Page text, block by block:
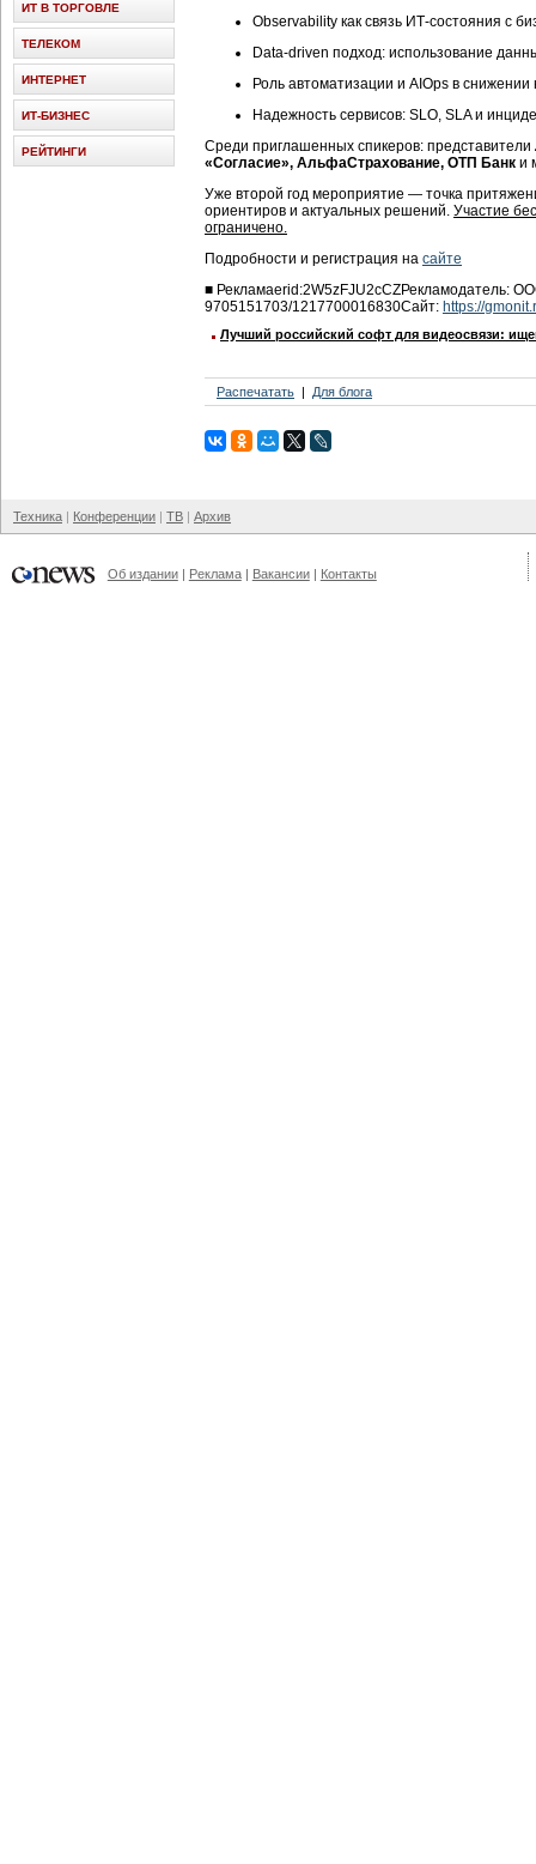
Observability как связь ИТ-состояния с
Data-driven подход: использование
Роль автоматизации и AIOps в
Надежность сервисов: SLO, SLA и
Среди приглашенных спикеров: представители
«Согласие», АльфаСтрахование, ОТП Банк и
Уже второй год мероприятие — точка
ориентиров и актуальных решений. Участие
ограничено.
Подробности и регистрация на сайте
■ Рекламаerid:2W5zFJU2cCZРекламодатель:
9705151703/1217700016830Сайт: https://
Лучший российский софт для видеосвязи:
Распечатать Для блога
ИТ В ТОРГОВЛЕ
ТЕЛЕКОМ
ИНТЕРНЕТ
ИТ-БИЗНЕС
РЕЙТИНГИ
Техника Конференции ТВ Архив
Об издании Реклама Вакансии Контакты